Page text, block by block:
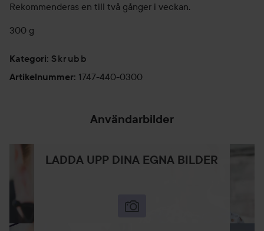
Rekommenderas en till två gånger i veckan.
300 g
Kategori: Skrubb
Artikelnummer: 1747-440-0300
Användarbilder
LADDA UPP DINA EGNA BILDER